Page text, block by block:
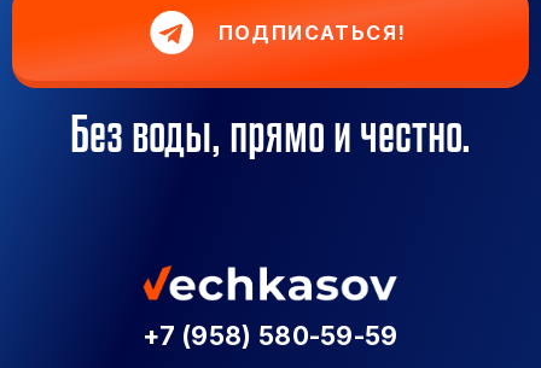
ПОДПИСАТЬСЯ!
Без воды, прямо и честно.
+7 (958) 580-59-59